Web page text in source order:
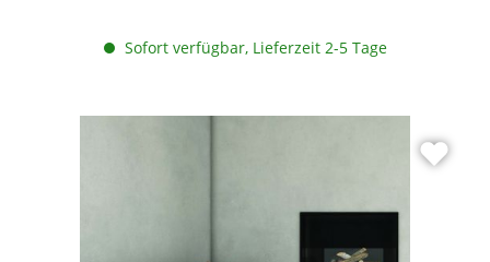
Sofort verfügbar, Lieferzeit 2-5 Tage